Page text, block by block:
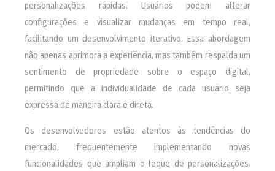
personalizações rápidas. Usuários podem alterar
configurações e visualizar mudanças em tempo real,
facilitando um desenvolvimento iterativo. Essa abordagem
não apenas aprimora a experiência, mas também respalda um
sentimento de propriedade sobre o espaço digital,
permitindo que a individualidade de cada usuário seja
expressa de maneira clara e direta.
Os desenvolvedores estão atentos às tendências do
mercado, frequentemente implementando novas
funcionalidades que ampliam o leque de personalizações.